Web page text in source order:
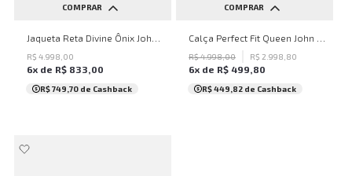
COMPRAR
PP P M G
R$ 4 998 00
6x de R$ 833 00
R$ 749,70 de Cashback
COMPRAR
34
R$4.998,00 R$ 2 998 80
6x de R$ 499 80
R$ 449,82 de Cashback